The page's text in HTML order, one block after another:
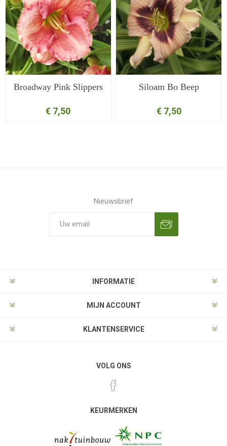
Broadway Pink Slippers
€ 7,50
Siloam Bo Beep
€ 7,50
Nieuwsbrief
INFORMATIE
MIJN ACCOUNT
KLANTENSERVICE
VOLG ONS
KEURMERKEN